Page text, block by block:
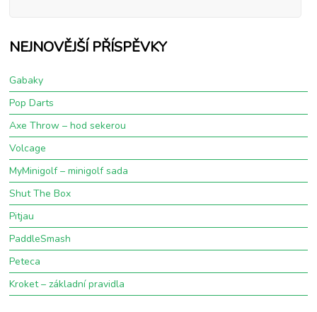
NEJNOVĚJŠÍ PŘÍSPĚVKY
Gabaky
Pop Darts
Axe Throw – hod sekerou
Volcage
MyMinigolf – minigolf sada
Shut The Box
Pitjau
PaddleSmash
Peteca
Kroket – základní pravidla